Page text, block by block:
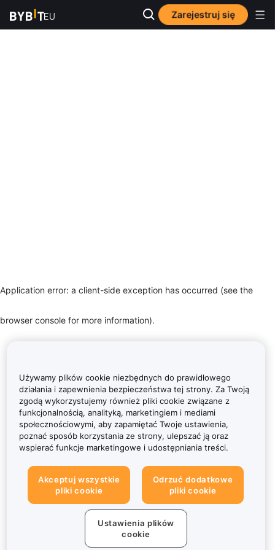
Zarejestruj się
Application error: a client-side exception has occurred (see the
browser console for more information).
Używamy plików cookie niezbędnych do prawidłowego
działania i zapewnienia bezpieczeństwa tej strony. Za Twoją
zgodą wykorzystujemy również pliki cookie związane z
funkcjonalnością, analityką, marketingiem i mediami
społecznościowymi, aby zapamiętać Twoje ustawienia,
poznać sposób korzystania ze strony, ulepszać ją oraz
wspierać funkcje marketingowe i udostępniania treści.
Akceptuj wszystkie
pliki cookie
Odrzuć dodatkowe
pliki cookie
Ustawienia plików
cookie